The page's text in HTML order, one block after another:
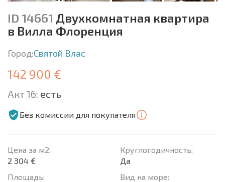
ID 14661 Двухкомнатная квартира
в Вилла Флоренция
Город:Святой Влас
142 900 €
Акт 16: есть
Без комиссии для покупателя
Цена за м2:
2 304 €
Площадь:
Круглогодичность:
Да
Вид на море: